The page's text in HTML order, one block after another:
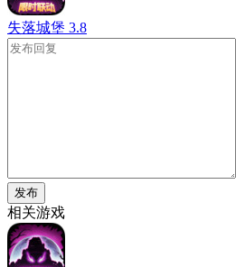
失落城堡 3.8
发布
相关游戏